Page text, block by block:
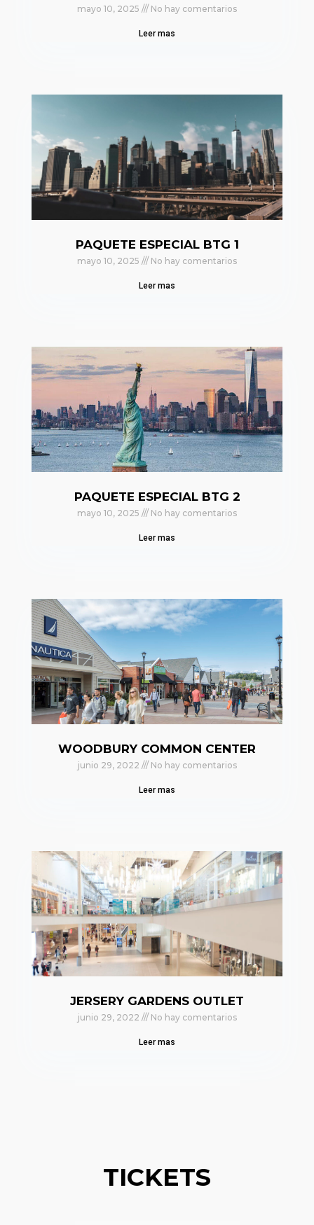
mayo 10, 2025 No hay comentarios
Leer mas
PAQUETE ESPECIAL BTG 1
mayo 10, 2025 No hay comentarios
Leer mas
PAQUETE ESPECIAL BTG 2
mayo 10, 2025 No hay comentarios
Leer mas
WOODBURY COMMON CENTER
junio 29, 2022 No hay comentarios
Leer mas
JERSERY GARDENS OUTLET
junio 29, 2022 No hay comentarios
Leer mas
TICKETS